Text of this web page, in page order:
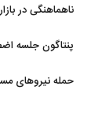
ناهماهنگی در
پنتاگون جلسه
حمله نیروهای